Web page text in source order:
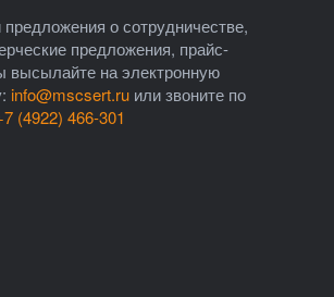
о сотрудничестве,
предложения, прайс-
высылайте на электронную
info@mscsert.ruили звоните по
(4922) 466-301